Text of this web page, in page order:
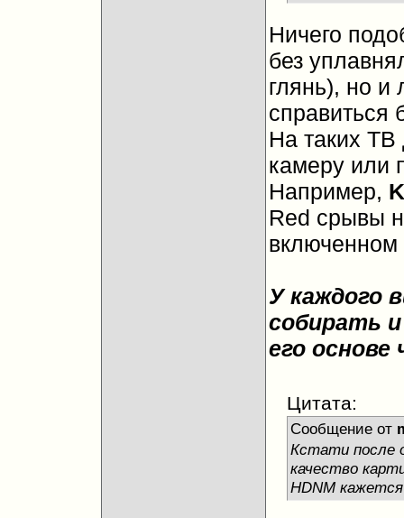
Ничего
без
глянь), но
справиться
На таких ТВ
камеру или
Например,
Red срывы
включенном
У каждого
собирать
его
Цитата:
Сообщение от
Кстати после
качество
HDNM